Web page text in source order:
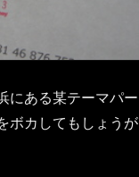
ある某テーマパー
ボカしてもしょうが